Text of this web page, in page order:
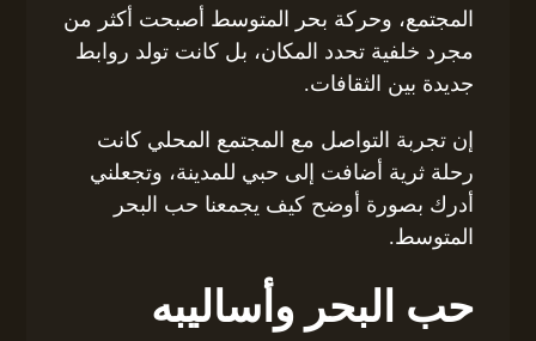
المجتمع، وحركة بحر المتوسط أصبحت أكثر من
مجرد خلفية تحدد المكان، بل كانت تولد روابط
جديدة بين الثقافات.
إن تجربة التواصل مع المجتمع المحلي كانت
رحلة ثرية أضافت إلى حبي للمدينة، وتجعلني
أدرك بصورة أوضح كيف يجمعنا حب البحر
المتوسط.
حب البحر وأساليبه